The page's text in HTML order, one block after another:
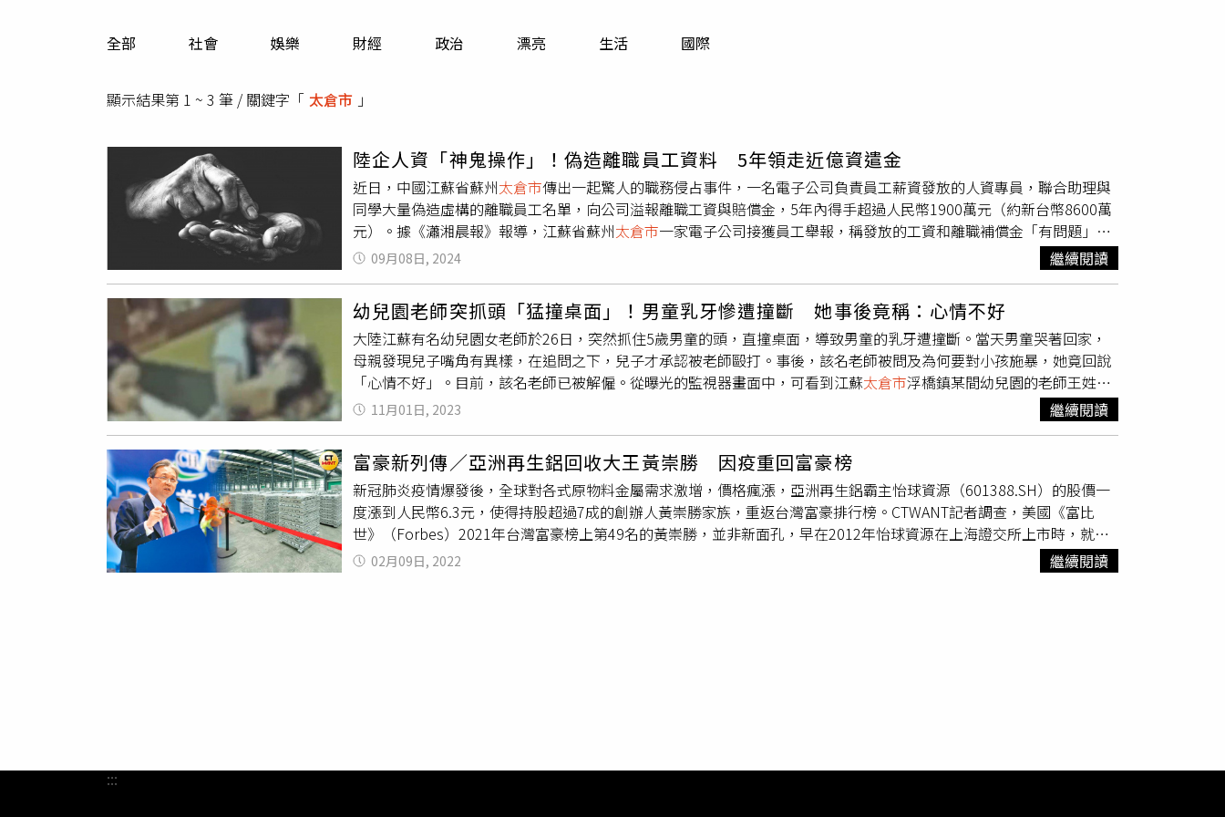
運勢
全部 社會 娛樂 財經 政治 漂亮 生活 國際
顯示結果第 1 ~ 3 筆 / 關鍵字「 太倉市 」
陸企人資「神鬼操作」！偽造離職員工資料 5年領走近億資遣金
近日，中國江蘇省蘇州太倉市傳出一起驚人的職務侵占事件，一名電子公司負責員工薪資發放的人資專員，聯合助理與
同學大量偽造虛構的離職員工名單，向公司溢報離職工資與賠償金，5年內得手超過人民幣1900萬元（約新台幣8600萬
元）。據《瀟湘晨報》報導，江蘇省蘇州太倉市一家電子公司接獲員工舉報，稱發放的工資和離職補償金「有問題」。
有員工反映，其工資沒有正常發放，卻有一部分工資下發的對象「根本不是該公司的員工」。公司清查發現，人事薪酬
專員嚴某有重大嫌疑，該電子公司為某上市公司的全資子公司，工資均由總公司發放。但嚴某在工作期間發現，總公司
的助理念某和同學易某，讓易某提供他人的銀行卡等資訊，再讓助理製作離職員工工資匯總表時，填充進這些人頭假資
訊來冒充公司離職員工，再通過PS偽造領導簽字的方式，詐領離職工資以及補償金。與此同時，嚴某還利用職務之便，
在製作在職員工工資匯總表時，用假員工身份資訊和銀行卡號代替真員工的相關資訊，並給假員工偽造了比真員工更高
的工資，待實際冒領到高額工資後，再以「公司作業疏失」等藉口，將實際工資轉帳給資料被替換的真員工，自己侵佔
差額的錢款。根據嚴某交代，他幾年前投資失敗，又沉迷於彩票和賭球，欠下了高利貸，才想到利用發現的公司制度漏
洞彌補個人債務虧空。經蘇州檢察機關審查發現，嚴某在念某和易某的幫助下，共侵佔該公司財產近人民幣1900多萬
元。近日，三人因犯職務侵佔罪，被判處有期徒刑11年到4年6個月不等。
09月08日, 2024 繼續閱讀
幼兒園老師突抓頭「猛撞桌面」！男童乳牙慘遭撞斷 她事後竟稱：心情不好
大陸江蘇有名幼兒園女老師於26日，突然抓住5歲男童的頭，直撞桌面，導致男童的乳牙遭撞斷。當天男童哭著回家，
母親發現兒子嘴角有異樣，在追問之下，兒子才承認被老師毆打。事後，該名老師被問及為何要對小孩施暴，她竟回說
「心情不好」。目前，該名老師已被解僱。從曝光的監視器畫面中，可看到江蘇太倉市浮橋鎮某間幼兒園的老師王姓女
子於26日，突然抓住男童的頭，而後竟大力往下按，直撞桌面，導致男童的乳牙遭撞斷，不僅如此她還用力抓住男童的
鼻子，畫面令人揪心。當天男童一路哭著回家，男童母親發現兒子嘴角有異樣，隨即聯繫幼兒園，試圖了解情況，老師
卻指是孩子自己不小心撞到桌角，而後在追問之下，男童才承認自己是被老師施暴。母親要求幼兒園調閱監視器，從畫
面中可清楚看到事發當天，孩子和老師坐在一起時，老師突然用手抓住孩子的頭，隨即撞向桌子，涉事老師當時在男童
父母親面前哭著抱歉，被問及為何要對小孩施暴，她竟說自己心情不好。警方獲報後，立即組成工作小組，進行調查，
而該名老師已向家長正式道歉，家長也與校方達成和解，目前涉事老師已被解聘，警方也將展開進一步調查，追究相關
人員責任。
11月01日, 2023 繼續閱讀
富豪新列傳／亞洲再生鋁回收大王黃崇勝 因疫重回富豪榜
新冠肺炎疫情爆發後，全球對各式原物料金屬需求激增，價格瘋漲，亞洲再生鋁霸主怡球資源（601388.SH）的股價一
度漲到人民幣6.3元，使得持股超過7成的創辦人黃崇勝家族，重返台灣富豪排行榜。CTWANT記者調查，美國《富比
世》（Forbes）2021年台灣富豪榜上第49名的黃崇勝，並非新面孔，早在2012年怡球資源在上海證交所上市時，就以
250億元資產擠進排行，事隔9年，新冠肺炎疫情推升全球原物料上漲，黃崇勝得以8.1億美元（約新台幣226.8億元）身
價重返榮耀。對大多數台灣投資人很陌生的怡球資源，主要業務是從世界各地回收廢金屬，運往馬來西亞以及大陸蘇州
源）在馬來西亞順利掛牌，當年全球景氣大好，原物料供不應求，同業看好鋁價持續攀升，紛紛借錢收購廢五金，黃崇
02月09日, 2022 繼續閱讀
:::